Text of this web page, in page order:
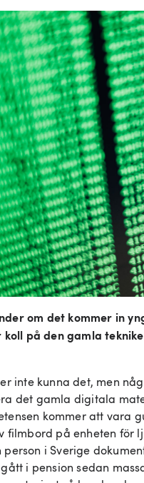
om det kommer in
koll på den gamla
inte kunna det, men
det gamla digitala
kommer att vara
filmbord på enheten för
person i Sverige
i pension sedan